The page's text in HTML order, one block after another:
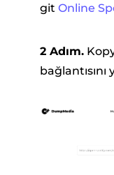
git Online
2 Adım.
bağlantısını